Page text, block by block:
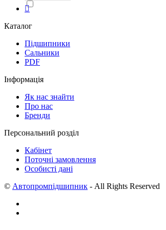
Каталог
Підшипники
Сальники
PDF
Інформація
Як нас знайти
Про нас
Бренди
Персональний розділ
Кабінет
Поточні замовлення
Особисті дані
© Автопромпідшипник - All Rights Reserved